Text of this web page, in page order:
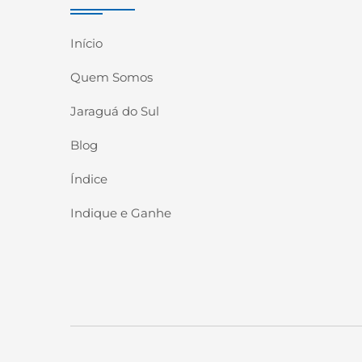
Início
Quem Somos
Jaraguá do Sul
Blog
Índice
Indique e Ganhe